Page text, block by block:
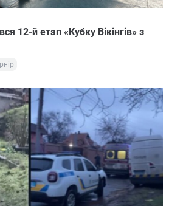
12-й етап «Кубку Вікінгів» з